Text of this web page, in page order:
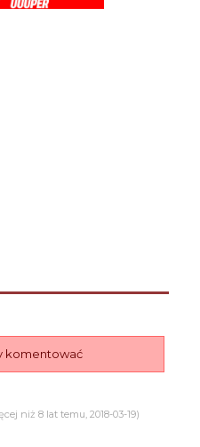
komentować
niż 8 lat temu, 2018-03-19)